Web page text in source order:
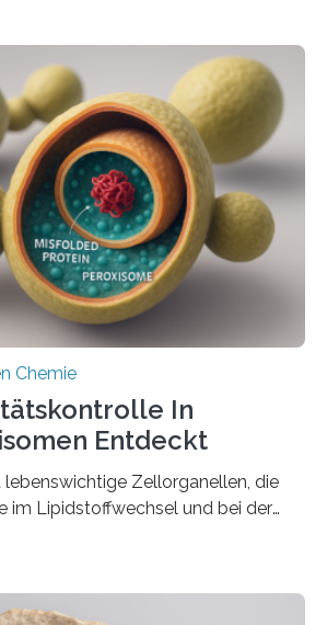
Chemie
In
Entdeckt
lebenswichtige Zellorganellen, die
im Lipidstoffwechsel und bei der
zahlreiche Enzyme präzise in
Bochum um Prof. Dr. Ralf Erdmann